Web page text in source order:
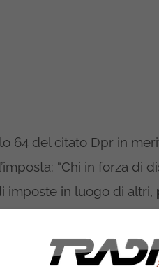
64 del citato Dpr in
“Chi in forza di
imposte in luogo di altri,
a titolo di acconto”. La
al ruolo del
retribuzione del